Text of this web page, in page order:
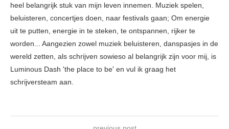
heel belangrijk stuk van mijn leven innemen. Muziek spelen,
beluisteren, concertjes doen, naar festivals gaan; Om energie
uit te putten, energie in te steken, te ontspannen, rijker te
worden... Aangezien zowel muziek beluisteren, danspasjes in de
wereld zetten, als schrijven sowieso al belangrijk zijn voor mij, is
Luminous Dash 'the place to be' en vul ik graag het
schrijversteam aan.